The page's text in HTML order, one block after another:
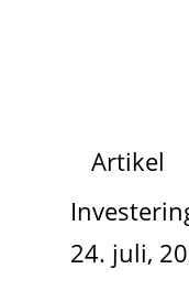
Artikel
24. juli,